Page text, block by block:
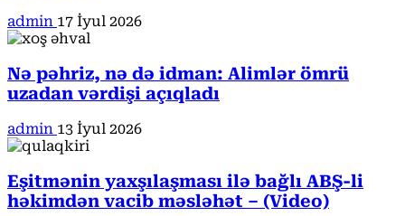
admin 17 İyul 2026
Nə pəhriz, nə də idman: Alimlər ömrü
uzadan vərdişi açıqladı
admin 13 İyul 2026
Eşitmənin yaxşılaşması ilə bağlı ABŞ-li
həkimdən vacib məsləhət – (Video)